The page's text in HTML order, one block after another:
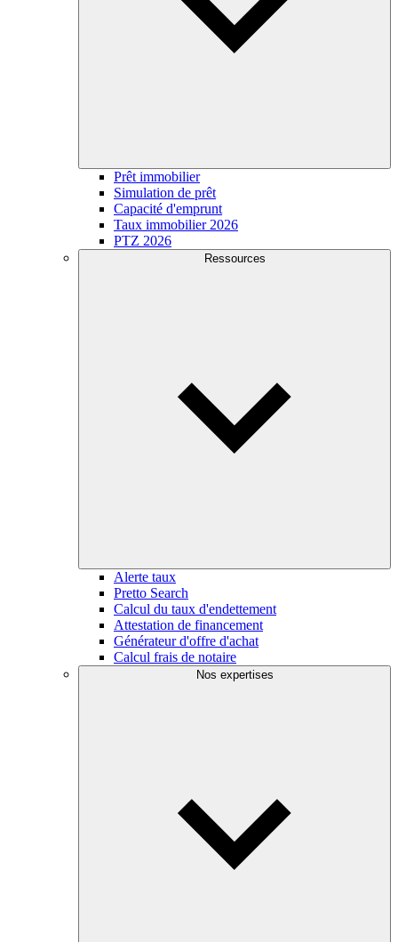
Prêt immobilier
Simulation de prêt
Capacité d'emprunt
Taux immobilier 2026
PTZ 2026
Ressources
Alerte taux
Pretto Search
Calcul du taux d'endettement
Attestation de financement
Générateur d'offre d'achat
Calcul frais de notaire
Nos expertises